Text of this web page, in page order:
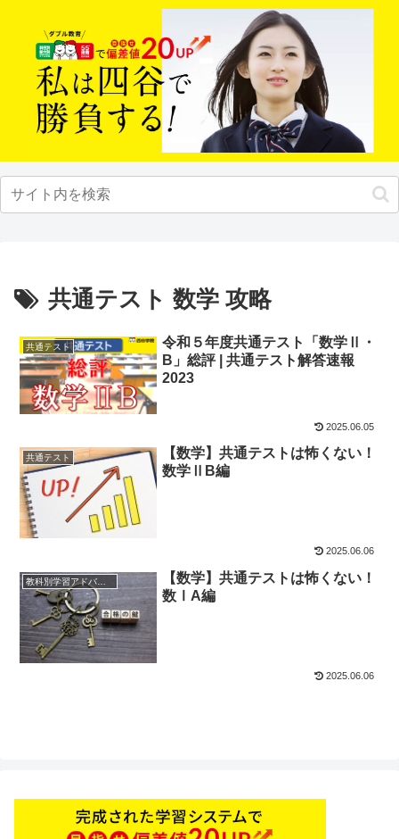
共通テスト 数学 攻略
共通テスト
令和５年度共通テスト「数学Ⅱ・
B」総評 | 共通テスト解答速報
2023
2025.06.05
共通テスト
【数学】共通テストは怖くない！
数学ⅡB編
2025.06.06
教科別学習アドバイス
【数学】共通テストは怖くない！
数ⅠA編
2025.06.06